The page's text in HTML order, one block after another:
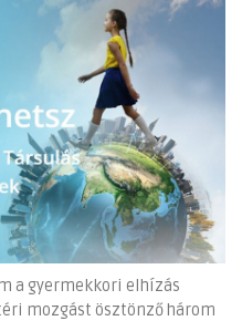
a gyermekkori elhízás
mozgást ösztönző három